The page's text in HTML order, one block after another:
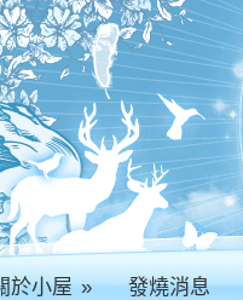
於小屋» 發燒消息